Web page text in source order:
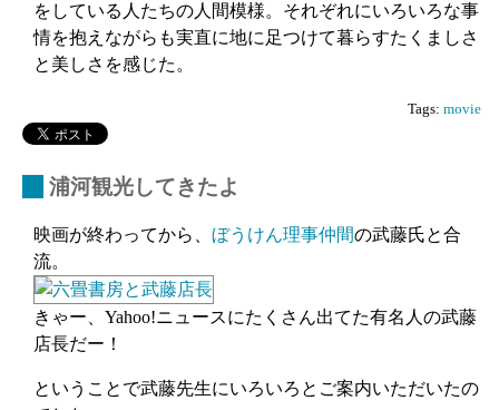
をしている人たちの人間模様。それぞれにいろいろな事
情を抱えながらも実直に地に足つけて暮らすたくましさ
と美しさを感じた。
Tags: movie
浦河観光してきたよ
映画が終わってから、 ぼうけん理事仲間の武藤氏と合
流。
きゃー、Yahoo!ニュースにたくさん出てた有名人の武藤
店長だー！
ということで武藤先生にいろいろとご案内いただいたの